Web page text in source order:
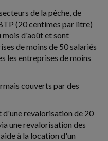
de la pêche, de
(20 centimes par litre)
mois d'août et sont
de moins de 50 salariés
les entreprises de moins
couverts par des
d'une revalorisation de 20
une revalorisation des
à la location d'un